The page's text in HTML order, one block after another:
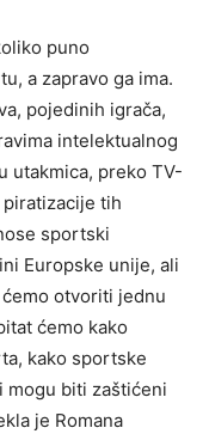
puno
a zapravo ga ima.
pojedinih igrača,
intelektualnog
utakmica, preko TV-
tih
sportski
Europske unije, ali
otvoriti jednu
ćemo kako
kako sportske
mogu biti zaštićeni
je Romana